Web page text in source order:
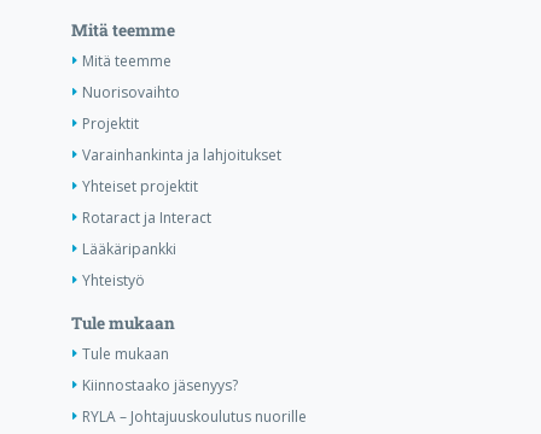
Mitä teemme
Mitä teemme
Nuorisovaihto
Projektit
Varainhankinta ja lahjoitukset
Yhteiset projektit
Rotaract ja Interact
Lääkäripankki
Yhteistyö
Tule mukaan
Tule mukaan
Kiinnostaako jäsenyys?
RYLA – Johtajuuskoulutus nuorille